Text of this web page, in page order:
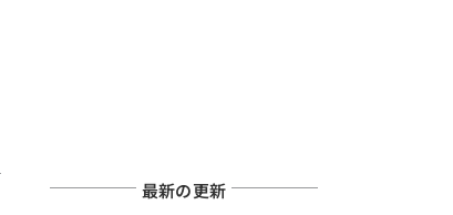
最新の更新